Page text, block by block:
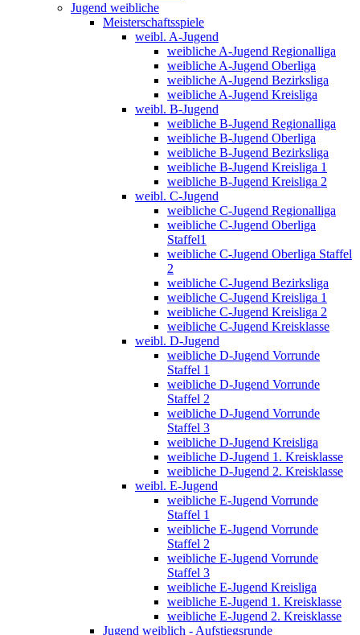
Jugend weibliche
Meisterschaftsspiele
weibl. A-Jugend
weibliche A-Jugend Regionalliga
weibliche A-Jugend Oberliga
weibliche A-Jugend Bezirksliga
weibliche A-Jugend Kreisliga
weibl. B-Jugend
weibliche B-Jugend Regionalliga
weibliche B-Jugend Oberliga
weibliche B-Jugend Bezirksliga
weibliche B-Jugend Kreisliga 1
weibliche B-Jugend Kreisliga 2
weibl. C-Jugend
weibliche C-Jugend Regionalliga
weibliche C-Jugend Oberliga
Staffel1
weibliche C-Jugend Oberliga Staffel
2
weibliche C-Jugend Bezirksliga
weibliche C-Jugend Kreisliga 1
weibliche C-Jugend Kreisliga 2
weibliche C-Jugend Kreisklasse
weibl. D-Jugend
weibliche D-Jugend Vorrunde
Staffel 1
weibliche D-Jugend Vorrunde
Staffel 2
weibliche D-Jugend Vorrunde
Staffel 3
weibliche D-Jugend Kreisliga
weibliche D-Jugend 1. Kreisklasse
weibliche D-Jugend 2. Kreisklasse
weibl. E-Jugend
weibliche E-Jugend Vorrunde
Staffel 1
weibliche E-Jugend Vorrunde
Staffel 2
weibliche E-Jugend Vorrunde
Staffel 3
weibliche E-Jugend Kreisliga
weibliche E-Jugend 1. Kreisklasse
weibliche E-Jugend 2. Kreisklasse
Jugend weiblich - Aufstiegsrunde